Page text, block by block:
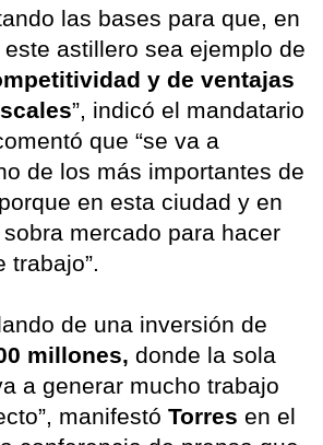
las bases para que, en
astillero sea ejemplo de
y de ventajas
”, indicó el mandatario
que “se va a
de los más importantes de
porque en esta ciudad y en
mercado para hacer
trabajo”.
de una inversión de
millones, donde la sola
a generar mucho trabajo
manifestó Torres en el